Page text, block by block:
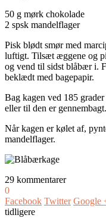
50 g mørk chokolade
2 spsk mandelflager
Pisk blødt smør med
luftigt. Tilsæt æggene og
og vend til sidst blåbær i.
beklædt med bagepapir.
Bag kagen ved 185
eller til den er gennembagt.
Når kagen er kølet af,
mandelflager.
29 kommentarer
0
Facebook Twitter Google
tidligere